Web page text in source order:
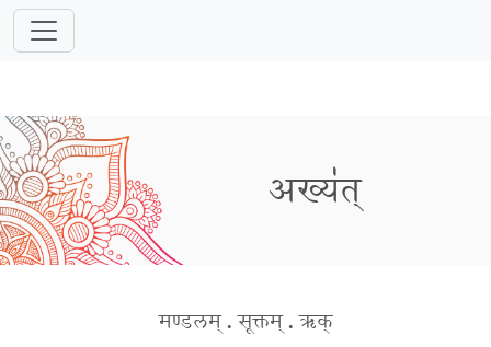
अख्य॑त्
मण्डलम् . सूक्तम् . ऋक्